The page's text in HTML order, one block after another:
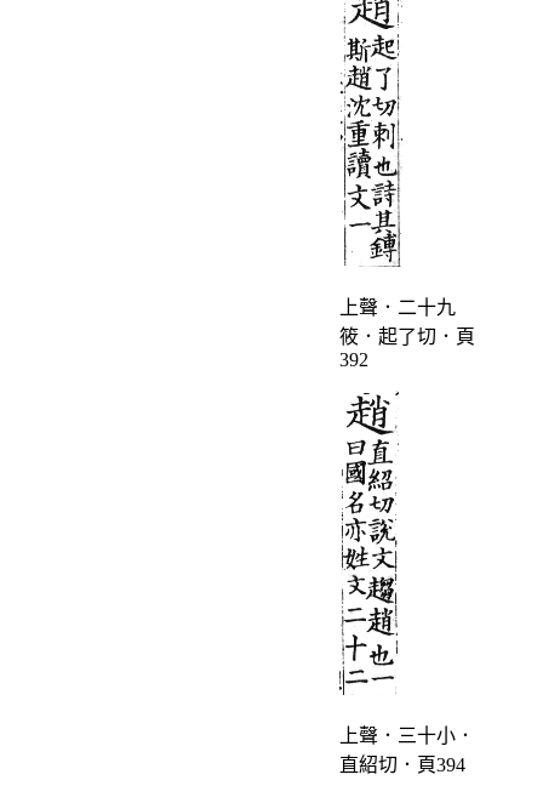
上聲．二十九
筱．起了切．頁
392
上聲．三十小．
直紹切．頁394